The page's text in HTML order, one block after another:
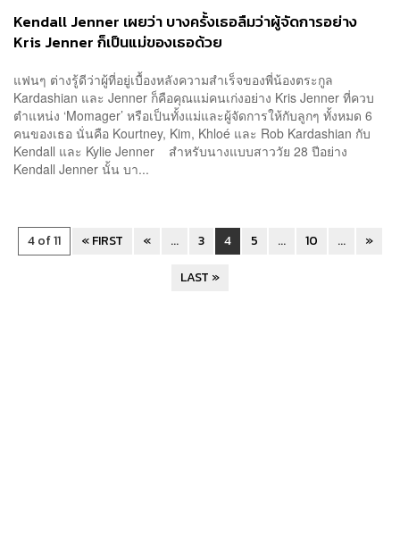
Kendall Jenner เผยว่า บางครั้งเธอลืมว่าผู้จัดการอย่าง
Kris Jenner ก็เป็นแม่ของเธอด้วย
แฟนๆ ต่างรู้ดีว่าผู้ที่อยู่เบื้องหลังความสำเร็จของพี่น้องตระกูล
Kardashian และ Jenner ก็คือคุณแม่คนเก่งอย่าง Kris Jenner ที่ควบ
ตำแหน่ง ‘Momager’ หรือเป็นทั้งแม่และผู้จัดการให้กับลูกๆ ทั้งหมด 6
คนของเธอ นั่นคือ Kourtney, Kim, Khloé และ Rob Kardashian กับ
Kendall และ Kylie Jenner สำหรับนางแบบสาววัย 28 ปีอย่าง
Kendall Jenner นั้น บา...
4 of 11 « FIRST « ... 3 4 5 ... 10 ...
»
LAST »